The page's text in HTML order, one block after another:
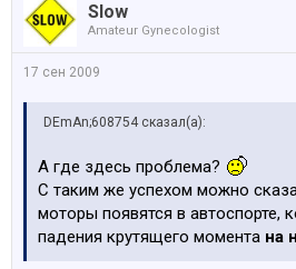
Slow
Amateur Gynecologist
17 сен 2009
DEmAn;608754 сказал(а):
А где здесь проблема?
С таким же успехом можно
моторы появятся в автоспорте,
падения крутящего момента на